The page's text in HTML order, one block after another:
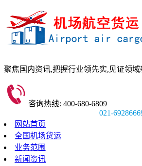
聚焦国内资讯,把握行业领先实,见证领域
咨询热线: 400-680-6809
021-
网站首页
全国机场货运
业务范围
新闻资讯